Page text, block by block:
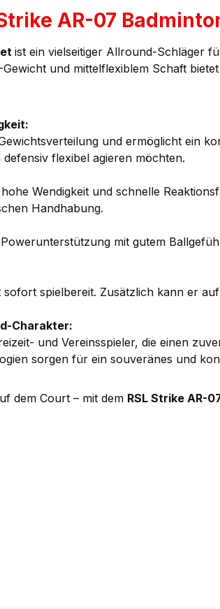
AR-07
ist ein vielseitiger Allround-Schläger
und mittelflexiblem Schaft
und ermöglicht ein
flexibel agieren möchten.
Wendigkeit und schnelle
Handhabung.
mit gutem
spielbereit. Zusätzlich kann er
Charakter:
und Vereinsspieler, die einen
sorgen für ein souveränes und
dem Court – mit dem RSL Strike AR-